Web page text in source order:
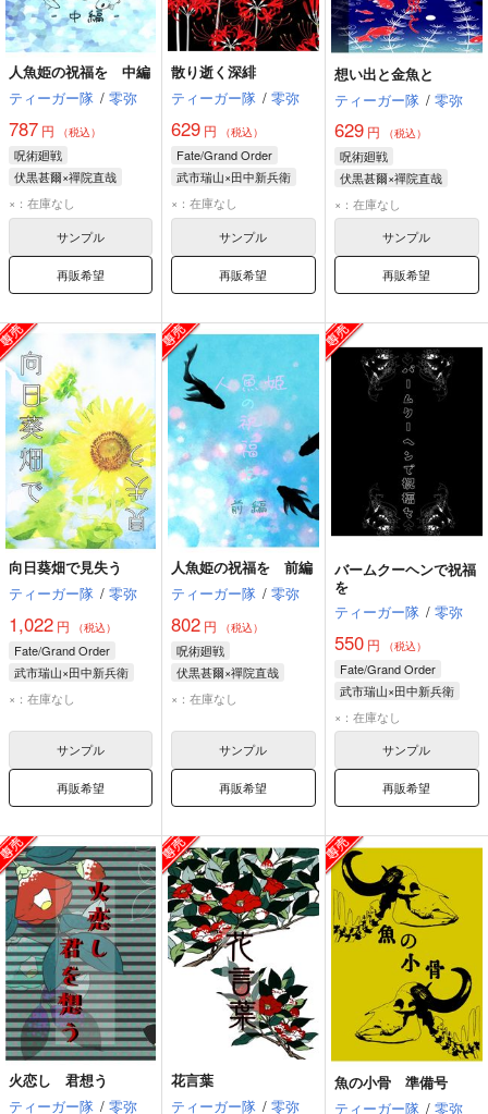
人魚姫の祝福を 中編
ティーガー隊 / 零弥
787 円 （税込）
呪術廻戦
伏黒甚爾×禪院直哉
伏黒甚爾
×：在庫なし
サンプル
再販希望
散り逝く深緋
ティーガー隊 / 零弥
629 円 （税込）
Fate/Grand Order
武市瑞山×田中新兵衛
武市瑞山
×：在庫なし
サンプル
再販希望
想い出と金魚と
ティーガー隊 / 零弥
629円 （税込）
呪術廻戦
伏黒甚爾×禪院直哉
伏黒甚爾
×：在庫なし
サンプル
再販希望
向日葵畑で見失う
ティーガー隊 / 零弥
1,022 円 （税込）
Fate/Grand Order
武市瑞山×田中新兵衛
武市瑞山
×：在庫なし
サンプル
再販希望
人魚姫の祝福を 前編
ティーガー隊 / 零弥
802 円 （税込）
呪術廻戦
伏黒甚爾×禪院直哉
伏黒甚爾
×：在庫なし
サンプル
再販希望
バームクーヘンで祝福
を
ティーガー隊 / 零弥
550円 （税込）
Fate/Grand Order
武市瑞山×田中新兵衛
武市瑞山
×：在庫なし
サンプル
再販希望
火恋し 君想う
ティーガー隊 / 零弥
花言葉
ティーガー隊 / 零弥
魚の小骨 準備号
ティーガー隊 / 零弥